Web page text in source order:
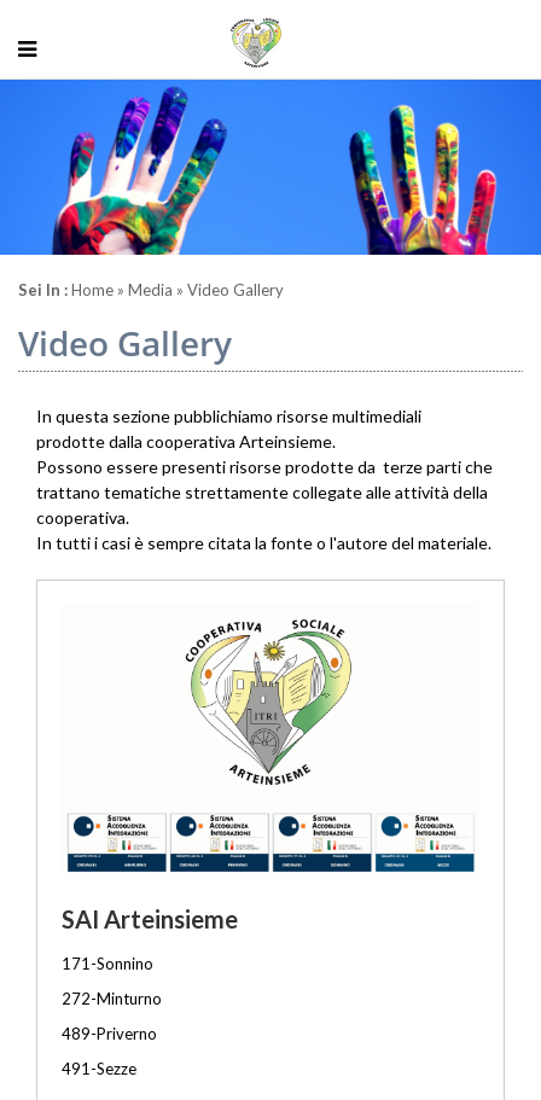
Sei In :Home » Media » Video Gallery
Video Gallery
In questa sezione pubblichiamo risorse multimediali
prodotte dalla cooperativa Arteinsieme.
Possono essere presenti risorse prodotte da terze parti che
trattano tematiche strettamente collegate alle attività della
cooperativa.
In tutti i casi è sempre citata la fonte o l'autore del materiale.
SAI Arteinsieme
171-Sonnino
272-Minturno
489-Priverno
491-Sezze